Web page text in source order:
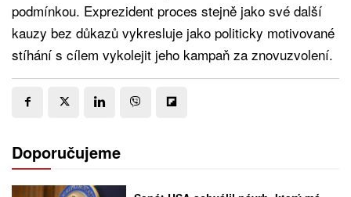
podmínkou. Exprezident proces stejně jako své další
kauzy bez důkazů vykresluje jako politicky motivované
stíhání s cílem vykolejit jeho kampaň za znovuzvolení.
Doporučujeme